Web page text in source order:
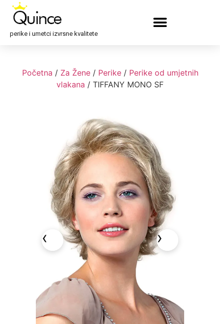
perike i umetci izvrsne kvalitete
Početna / Za Žene/ Perike/ Perike od umjetnih
vlakana / TIFFANY MONO SF